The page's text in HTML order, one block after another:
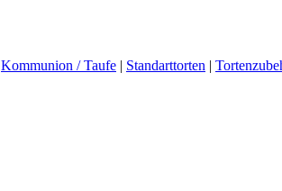
Kommunion / Taufe | Standarttorten |